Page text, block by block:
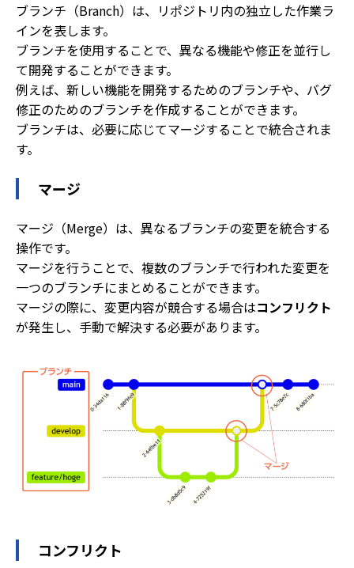
ブランチ（Branch）は、リポジトリ内の独立した作業ラ
インを表します。
ブランチを使用することで、異なる機能や修正を並行し
て開発することができます。
例えば、新しい機能を開発するためのブランチや、バグ
修正のためのブランチを作成することができます。
ブランチは、必要に応じてマージすることで統合されま
す。
マージ
マージ（Merge）は、異なるブランチの変更を統合する
操作です。
マージを行うことで、複数のブランチで行われた変更を
一つのブランチにまとめることができます。
マージの際に、変更内容が競合する場合はコンフリクト
が発生し、手動で解決する必要があります。
コンフリクト